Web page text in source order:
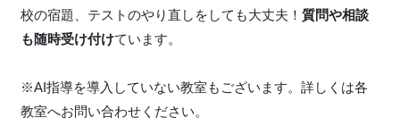
校の宿題、テストのやり直しをしても大丈夫！ 質問や相談
も随時受け付けています。
※AI指導を導入していない教室もございます。詳しくは各
教室へお問い合わせください。